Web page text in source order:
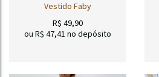
Vestido Faby
R$ 49,90
ou R$ 47,41 no depósito